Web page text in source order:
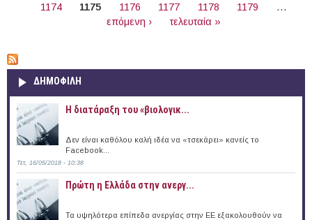
1174
1175 1176 1177 1178 1179
…
επόμενη ›
τελευταία »
ΔΗΜΟΦΙΛΗ
Η διατάραξη του «βιολογικ...
Δεν είναι καθόλου καλή ιδέα να «τσεκάρει» κανείς το
Facebook...
Τετ, 16/05/2018 - 10:38
Πρώτη η Ελλάδα στην ανεργ...
Τα υψηλότερα επίπεδα ανεργίας στην ΕΕ εξακολουθούν να